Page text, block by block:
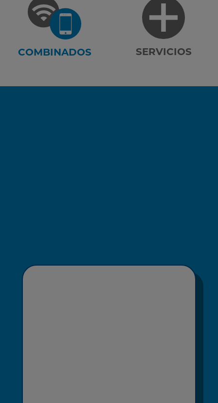
COMBINADOS SERVICIOS